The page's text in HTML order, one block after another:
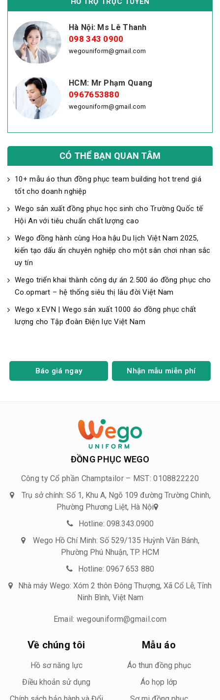
Hà Nội: Ms Lê Thanh
098 343 0900
wegouniform@gmail.com
HCM: Mr Phạm Quang
0967653880
wegouniform@gmail.com
CÓ THỂ BẠN QUAN TÂM
10+ mẫu áo thun đồng phục team building hot trend giá
tốt cho doanh nghiệp
Wego sản xuất đồng phục học sinh cho Trường Quốc tế
Hội An với tiêu chuẩn chất lượng cao
Wego đồng hành cùng Hoa hậu Du lịch Việt Nam 2025,
kiến tạo dấu ấn chuyên nghiệp cho một sân chơi nhan sắc
uy tín
Wego triển khai thành công dự án 2.500 áo đồng phục cho
Co.opmart – hệ thống siêu thị lâu đời Việt Nam
Wego x EVN | Wego sản xuất 1000 áo đồng phục chất
lượng cho Tập đoàn Điện lực Việt Nam
Báo giá ngay Nhận mẫu miễn phí
ĐỒNG PHỤC WEGO
Công ty Cổ phần Champtailor – MST: 0108822220
Trụ sở chính: Số 1, Khu A, Ngõ 109 đường Trường Chinh,
Phường Phương Liệt, Hà Nội
Hotline: 098.343.0900
Wego Hồ Chí Minh: Số 529/135 Huỳnh Văn Bánh,
Phường Phú Nhuận, TP. HCM
Hotline: 0967 653 880
Nhà máy Wego: Xóm 2 thôn Đông Thượng, Xã Cổ Lễ, Tỉnh
Ninh Bình, Việt Nam
Email: wegouniform@gmail.com
Về chúng tôi
Hồ sơ năng lực
Điều khoản sử dụng
Mẫu áo
Áo thun đồng phục
Áo họp lớp